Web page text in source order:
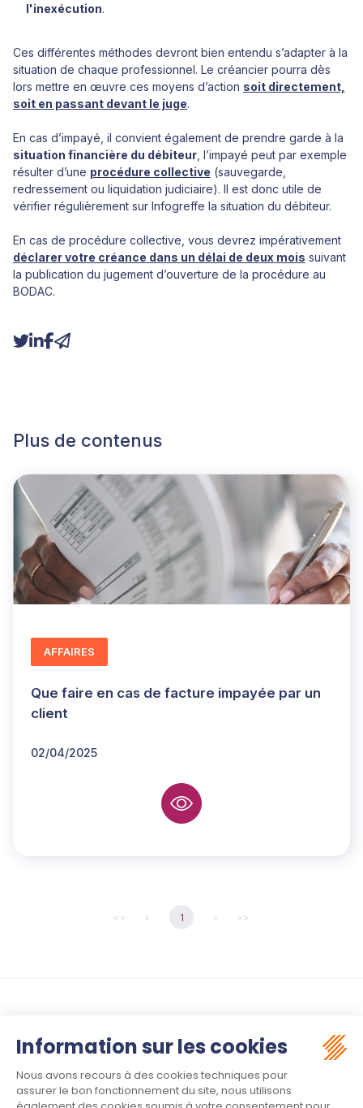
l'inexécution.
Ces différentes méthodes devront bien entendu s’adapter à la
situation de chaque professionnel. Le créancier pourra dès
lors mettre en œuvre ces moyens d’action soit directement,
soit en passant devant le juge.
En cas d’impayé, il convient également de prendre garde à la
situation financière du débiteur , l’impayé peut par exemple
résulter d’une procédure collective (sauvegarde,
redressement ou liquidation judiciaire). Il est donc utile de
vérifier régulièrement sur Infogreffe la situation du débiteur.
En cas de procédure collective, vous devrez impérativement
déclarer votre créance dans un délai de deux mois suivant
la publication du jugement d’ouverture de la procédure au
BODAC.
Plus de contenus
Que faire en cas de facture impayée par un
client
02/04/2025
AFFAIRES
<< < 1 > >>
Suivez-nous :